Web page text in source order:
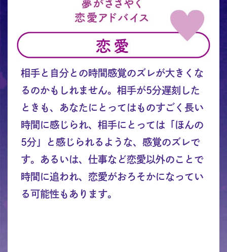
相手と自分との時間感覚のズレが大きくな
るのかもしれません。相手が5分遅刻した
ときも、あなたにとってはものすごく長い
時間に感じられ、相手にとっては「ほんの
5分」と感じられるような、感覚のズレで
す。あるいは、仕事など恋愛以外のことで
時間に追われ、恋愛がおろそかになってい
る可能性もあります。